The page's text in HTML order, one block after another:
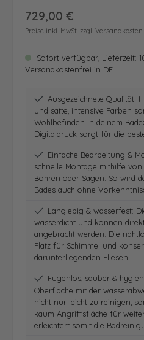
Regulärer Preis:
729,00 €
Preise inkl. MwSt. zzgl. Versandkosten
Sofort verfügbar, Lieferzeit:
Versandkostenfrei in DE
Ausgezeichnete Qualität:
und satte, intensive Farben
Wohlbefinden in deinem
Digitaldruck sorgt für die
Einfache Bearbeitung &
schnelle Montage mithilfe
Bohren oder Sägen. So wird
Bades auch ohne
Langlebig & wasserfest:
wasserdicht und können
angebracht werden. Die
Platz für Schimmel und
darunterliegenden Fliesen
Fugenlos, sauber &
Oberfläche mit der
nicht nur leicht zu reinigen,
kaum Angriffsfläche für
erleichtert somit die